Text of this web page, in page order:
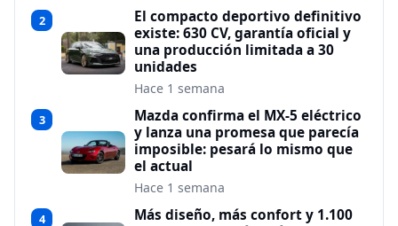
2
El compacto deportivo definitivo
existe: 630 CV, garantía oficial y
una producción limitada a 30
unidades
Hace 1 semana
3
Mazda confirma el MX-5 eléctrico
y lanza una promesa que parecía
imposible: pesará lo mismo que
el actual
Hace 1 semana
4
Más diseño, más confort y 1.100